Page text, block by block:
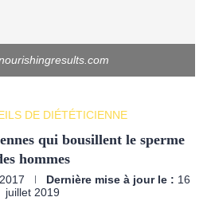
DE DIÉTÉTICIENNE
qui bousillent le sperme
hommes
Dernière mise à jour le : 16
juillet 2019